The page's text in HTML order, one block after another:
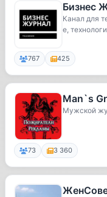
Бизнес
Канал для
е,
767 425
Man`s
Мужской
73 3 360